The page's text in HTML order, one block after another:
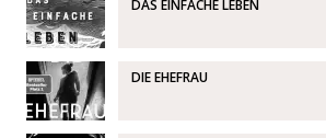
DAS EINFACHE LEBEN
DIE EHEFRAU